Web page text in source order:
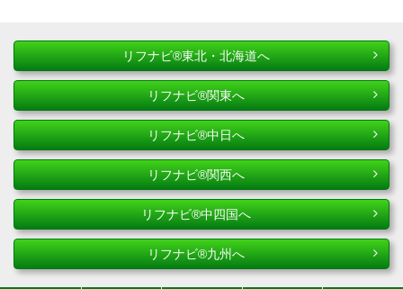
リフナビ®東北・北海道へ
リフナビ®関東へ
リフナビ®中日へ
リフナビ®関西へ
リフナビ®中四国へ
リフナビ®九州へ